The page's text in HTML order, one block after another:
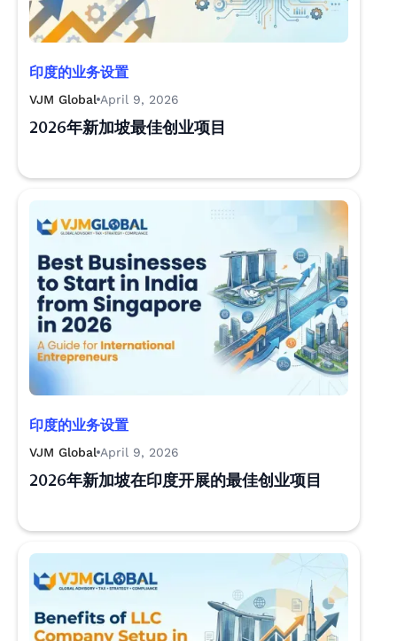
印度的业务设置
VJM Global April 9, 2026
2026年新加坡最佳创业项目
印度的业务设置
VJM Global April 9, 2026
2026年新加坡在印度开展的最佳创业项目